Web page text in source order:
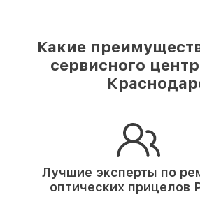
Какие
сервисного
Лучшие эксперты по
оптических прицелов